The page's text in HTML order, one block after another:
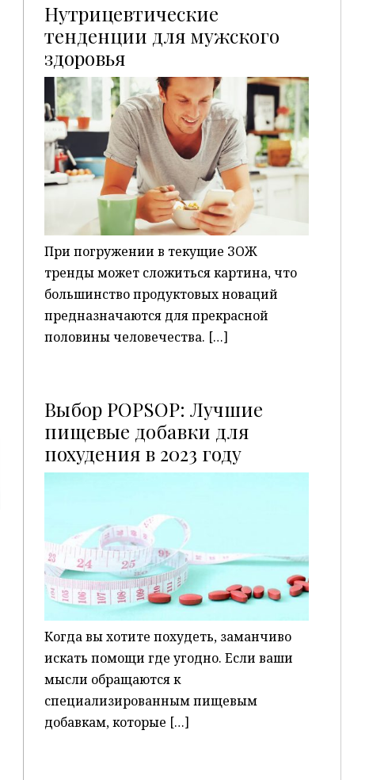
Нутрицевтические
тенденции для мужского
здоровья P
При погружении в текущие ЗОЖ
тренды может сложиться картина, что
большинство продуктовых новаций
предназначаются для прекрасной
половины человечества. […]
Выбор POPSOP: Лучшие
пищевые добавки для
похудения в 2023 году
P
Когда вы хотите похудеть, заманчиво
искать помощи где угодно. Если ваши
мысли обращаются к
специализированным пищевым
добавкам, которые […]